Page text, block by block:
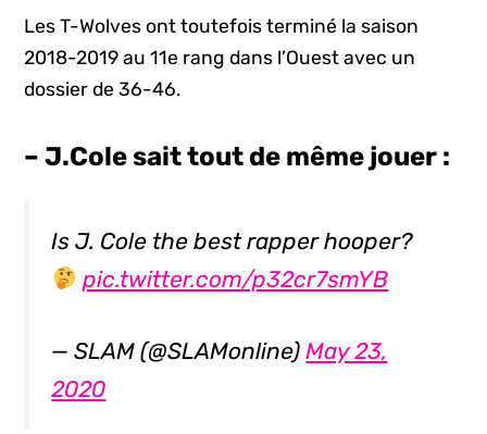
Les T-Wolves ont toutefois terminé la saison
2018-2019 au 11e rang dans l’Ouest avec un
dossier de 36-46.
– J.Cole sait tout de même jouer :
Is J. Cole the best rapper hooper?
pic.twitter.com/p32cr7smYB
— SLAM (@SLAMonline)May 23,
2020